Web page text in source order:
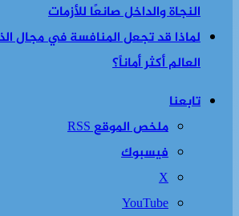
النجاة والداخل صانعًا للأزمات
لماذا قد تجعل المنافسة في مجال
العالم أكثر أماناً؟
تابعنا
ملخص الموقع RSS
فيسبوك
‫X
‫YouTube